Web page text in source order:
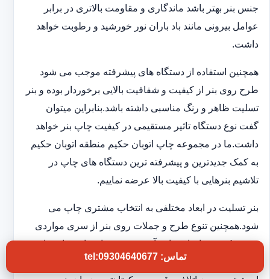
جنس بنر بهتر باشد ماندگاری و مقاومت بالاتری در برابر
عوامل بیرونی مانند باد باران نور خورشید و رطوبت خواهد
داشت.
همچنین استفاده از دستگاه های پیشرفته موجب می شود
طرح روی بنر از کیفیت و شفافیت بالایی برخوردار بوده و بنر
تسلیت ظاهر و رنگ مناسبی داشته باشد.بنابراین میتوان
گفت نوع دستگاه تاثیر مستقیمی در کیفیت چاپ بنر خواهد
داشت.ما در مجموعه چاپ اتوبان حکیم منطقه اتوبان حکیم
به کمک جدیدترین و پیشرفته ترین دستگاه های چاپ در
تلاشیم بنرهایی با کیفیت بالا عرضه نماییم.
بنر تسلیت در ابعاد مختلفی به انتخاب مشتری چاپ می
شود.همچنین تنوع طرح و جملات روی بنر از سری مواردی
هستند که در چاپخانه ما به آن توجه ویژه ای داریم تا شما
بتوانید بنر تسلیتی با کیفیت و فوری در اختیار داشته باشید.به
تماس: tel:09304640677